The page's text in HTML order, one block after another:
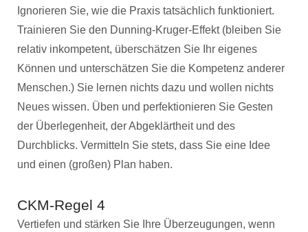
Ignorieren Sie, wie die Praxis tatsächlich funktioniert.
Trainieren Sie den Dunning-Kruger-Effekt (bleiben Sie
relativ inkompetent, überschätzen Sie Ihr eigenes
Können und unterschätzen Sie die Kompetenz anderer
Menschen.) Sie lernen nichts dazu und wollen nichts
Neues wissen. Üben und perfektionieren Sie Gesten
der Überlegenheit, der Abgeklärtheit und des
Durchblicks. Vermitteln Sie stets, dass Sie eine Idee
und einen (großen) Plan haben.
CKM-Regel 4
Vertiefen und stärken Sie Ihre Überzeugungen, wenn